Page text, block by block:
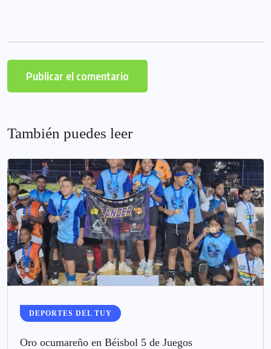
También puedes leer
DEPORTES DEL TUY
Oro ocumareño en Béisbol 5 de Juegos